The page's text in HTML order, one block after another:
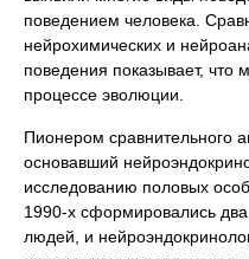
поведением человека.
нейрохимических и
поведения показывает, что
процессе эволюции.
Пионером сравнительного
основавший
исследованию половых
1990-х сформировались
людей, и